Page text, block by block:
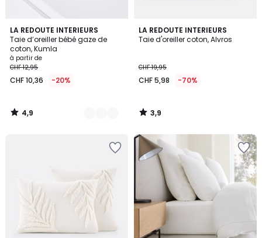
LA REDOUTE INTERIEURS
Taie d’oreiller bébé gaze de
coton, Kumla
à partir de
CHF 12,95
CHF 10,36 -20%
4,9
/ 5
5
Couleurs
4,9
/
LA REDOUTE INTERIEURS
Taie d'oreiller coton, Alvros
CHF 19,95
CHF 5,98 -70%
3,9
/ 5
3,9
/